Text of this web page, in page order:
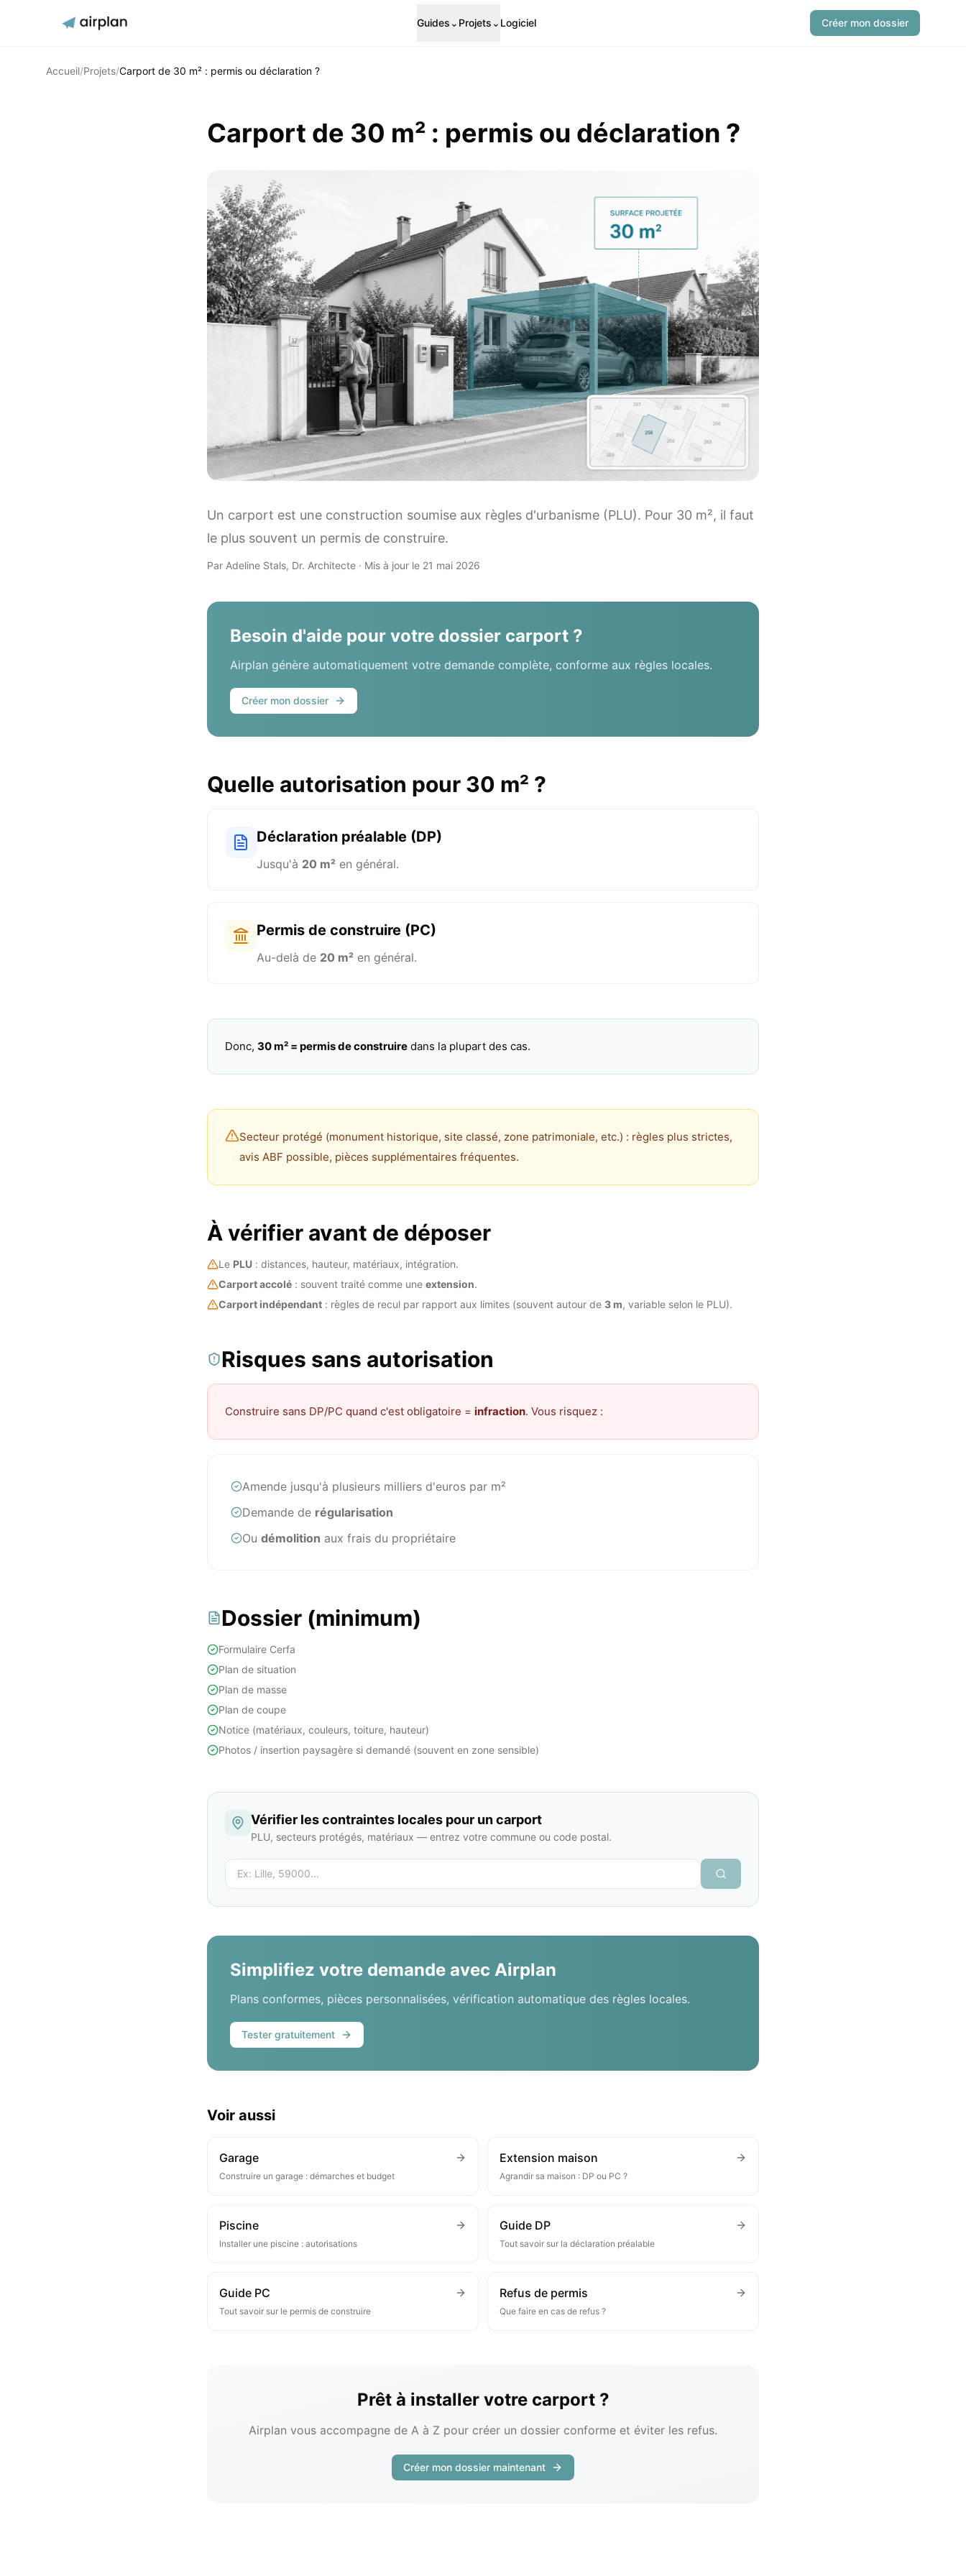
Guides ⌄ Projets ⌄ Logiciel Créer mon dossier
Accueil/Projets/Carport de 30 m² : permis ou déclaration ?
Carport de 30 m² : permis ou déclaration ?
Un carport est une construction soumise aux règles d'urbanisme (PLU). Pour 30 m², il faut
le plus souvent un permis de construire.
Par Adeline Stals, Dr. Architecte · Mis à jour le 21 mai 2026
Besoin d'aide pour votre dossier carport ?
Airplan génère automatiquement votre demande complète, conforme aux règles locales.
Créer mon dossier
Quelle autorisation pour 30 m² ?
Déclaration préalable (DP)
Jusqu'à 20 m² en général.
Permis de construire (PC)
Au-delà de 20 m² en général.
Donc, 30 m² = permis de construire dans la plupart des cas.
Secteur protégé (monument historique, site classé, zone patrimoniale, etc.) : règles plus strictes,
avis ABF possible, pièces supplémentaires fréquentes.
À vérifier avant de déposer
Le PLU : distances, hauteur, matériaux, intégration.
Carport accolé : souvent traité comme une extension.
Carport indépendant : règles de recul par rapport aux limites (souvent autour de 3 m, variable selon le PLU).
Risques sans autorisation
Construire sans DP/PC quand c'est obligatoire = infraction. Vous risquez :
Amende jusqu'à plusieurs milliers d'euros par m²
Demande de régularisation
Ou démolition aux frais du propriétaire
Dossier (minimum)
Formulaire Cerfa
Plan de situation
Plan de masse
Plan de coupe
Notice (matériaux, couleurs, toiture, hauteur)
Photos / insertion paysagère si demandé (souvent en zone sensible)
Vérifier les contraintes locales pour un carport
PLU, secteurs protégés, matériaux — entrez votre commune ou code postal.
Simplifiez votre demande avec Airplan
Plans conformes, pièces personnalisées, vérification automatique des règles locales.
Tester gratuitement
Voir aussi
Garage
Construire un garage : démarches et budget
Extension maison
Agrandir sa maison : DP ou PC ?
Piscine
Installer une piscine : autorisations
Guide DP
Tout savoir sur la déclaration préalable
Guide PC
Tout savoir sur le permis de construire
Refus de permis
Que faire en cas de refus ?
Prêt à installer votre carport ?
Airplan vous accompagne de A à Z pour créer un dossier conforme et éviter les refus.
Créer mon dossier maintenant